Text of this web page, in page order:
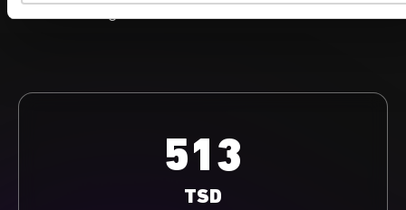
w
anderen, die genauso motiviert sind wie Du.
513
TSD